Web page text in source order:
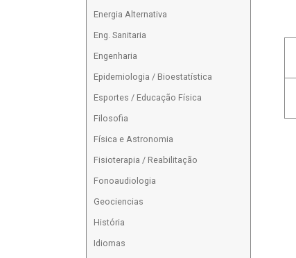
Energia Alternativa
Eng. Sanitaria
Engenharia
Epidemiologia / Bioestatística
Esportes / Educação Física
Filosofia
Física e Astronomia
Fisioterapia / Reabilitação
Fonoaudiologia
Geociencias
História
Idiomas